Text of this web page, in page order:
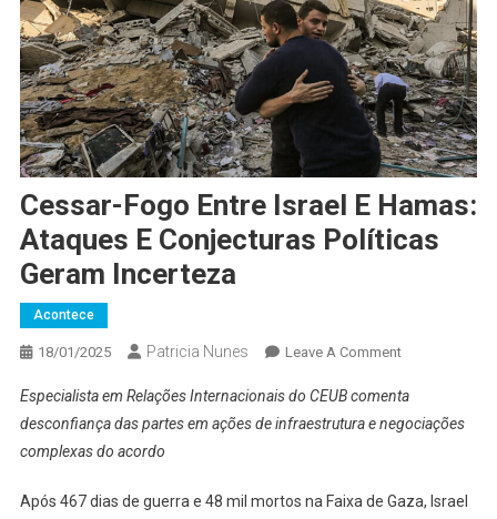
Cessar-Fogo Entre Israel E Hamas:
Ataques E Conjecturas Políticas
Geram Incerteza
Acontece
18/01/2025 Patricia Nunes Leave A CommentOn
Fogo
Entre
Hamas:
Especialista em Relações Internacionais do CEUB comenta
desconfiança das partes em ações de infraestrutura e negociações
complexas do acordo
Após 467 dias de guerra e 48 mil mortos na Faixa de Gaza, Israel